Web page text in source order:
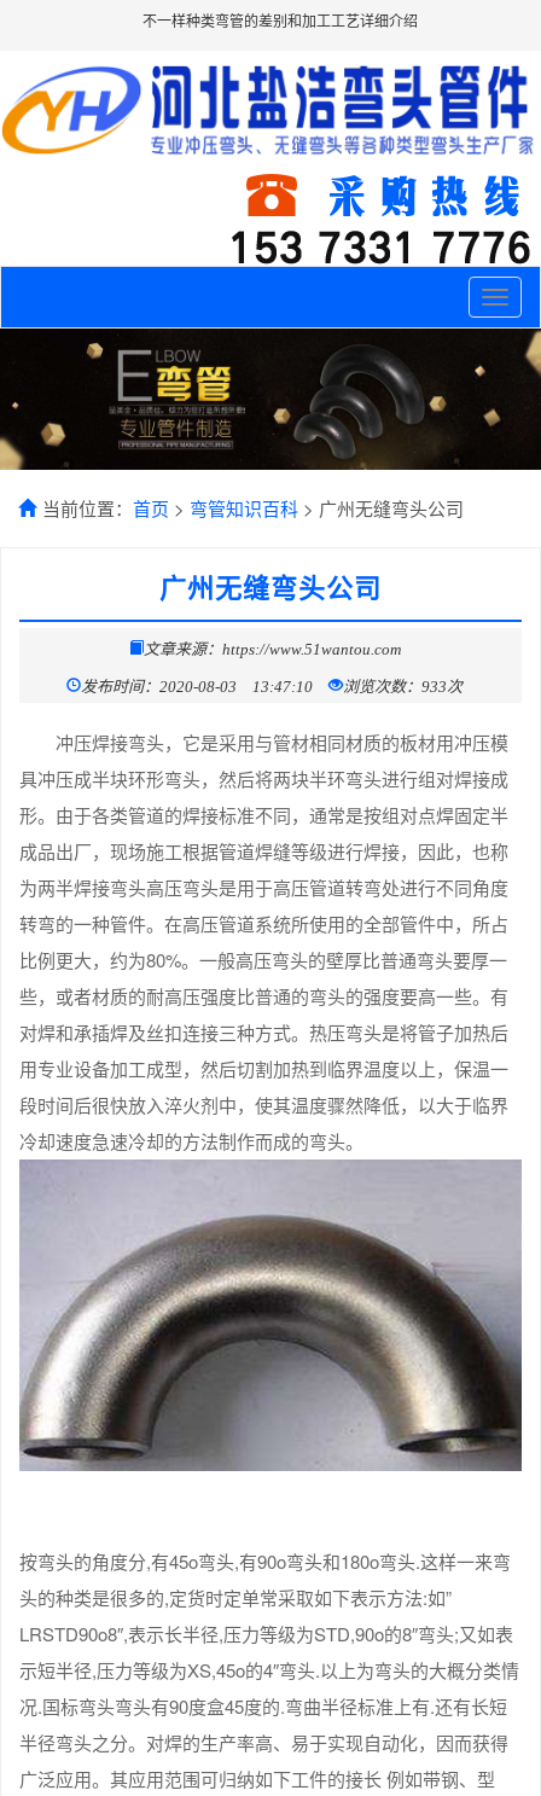
不一样种类弯管的差别和加工工艺详细介绍
Toggle
当前位置： 首页 > 弯管知识百科 > 广州无缝弯头公司
广州无缝弯头公司
文章来源：https://www.51wantou.com
发布时间：2020-08-03 13:47:10 浏览次数：933次
冲压焊接弯头，它是采用与管材相同材质的板材用冲压模
具冲压成半块环形弯头，然后将两块半环弯头进行组对焊接成
形。由于各类管道的焊接标准不同，通常是按组对点焊固定半
成品出厂，现场施工根据管道焊缝等级进行焊接，因此，也称
为两半焊接弯头高压弯头是用于高压管道转弯处进行不同角度
转弯的一种管件。在高压管道系统所使用的全部管件中，所占
比例更大，约为80%。一般高压弯头的壁厚比普通弯头要厚一
些，或者材质的耐高压强度比普通的弯头的强度要高一些。有
对焊和承插焊及丝扣连接三种方式。热压弯头是将管子加热后
用专业设备加工成型，然后切割加热到临界温度以上，保温一
段时间后很快放入淬火剂中，使其温度骤然降低，以大于临界
冷却速度急速冷却的方法制作而成的弯头。
按弯头的角度分,有45o弯头,有90o弯头和180o弯头.这样一来弯
头的种类是很多的,定货时定单常采取如下表示方法:如”
LRSTD90o8″,表示长半径,压力等级为STD,90o的8″弯头;又如表
示短半径,压力等级为XS,45o的4″弯头.以上为弯头的大概分类情
况.国标弯头弯头有90度盒45度的.弯曲半径标准上有.还有长短
半径弯头之分。对焊的生产率高、易于实现自动化，因而获得
广泛应用。其应用范围可归纳如下工件的接长 例如带钢、型